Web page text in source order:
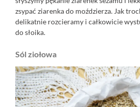
zsypać ziarenka do moździerza. Jak
delikatnie rozcieramy i całkowicie
do słoika.
Sól ziołowa